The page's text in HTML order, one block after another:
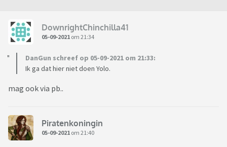
DownrightChinchilla41
05-09-2021 om 21:34
DanGun schreef op 05-09-2021 om 21:33:
Ik ga dat hier niet doen Yolo.
mag ook via pb..
Piratenkoningin
05-09-2021 om 21:40